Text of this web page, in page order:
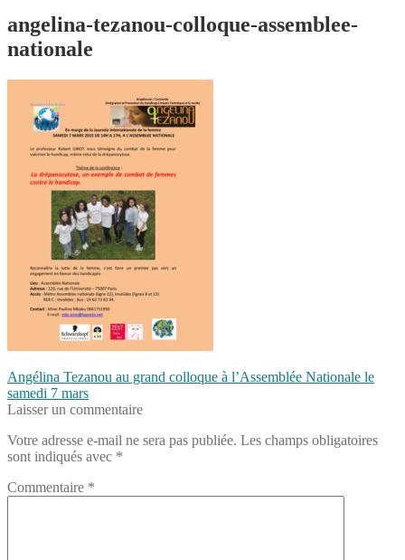
angelina-tezanou-colloque-assemblee-
nationale
Navigation
de
Article
précédent :
Angélina Tezanou au grand colloque à l’Assemblée Nationale le
samedi 7 mars
Laisser un commentaire
Votre adresse e-mail ne sera pas publiée. Les champs obligatoires
sont indiqués avec *
Commentaire *